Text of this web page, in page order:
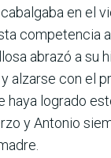
en el
competencia
abrazó a su
alzarse con el
haya logrado
y Antonio